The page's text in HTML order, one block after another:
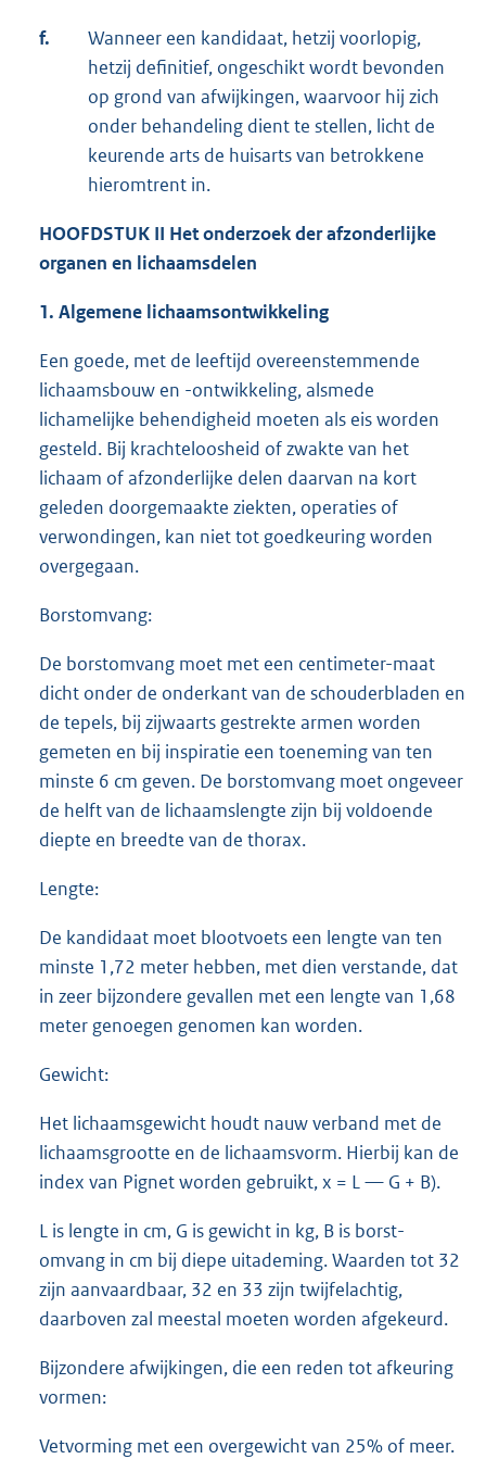
f.
Wanneer een kandidaat, hetzij voorlopig,
hetzij definitief, ongeschikt wordt bevonden
op grond van afwijkingen, waarvoor hij zich
onder behandeling dient te stellen, licht de
keurende arts de huisarts van betrokkene
hieromtrent in.
HOOFDSTUK II Het onderzoek der afzonderlijke
organen en lichaamsdelen
1. Algemene lichaamsontwikkeling
Een goede, met de leeftijd overeenstemmende
lichaamsbouw en -ontwikkeling, alsmede
lichamelijke behendigheid moeten als eis worden
gesteld. Bij krachteloosheid of zwakte van het
lichaam of afzonderlijke delen daarvan na kort
geleden doorgemaakte ziekten, operaties of
verwondingen, kan niet tot goedkeuring worden
overgegaan.
Borstomvang:
De borstomvang moet met een centimeter-maat
dicht onder de onderkant van de schouderbladen en
de tepels, bij zijwaarts gestrekte armen worden
gemeten en bij inspiratie een toeneming van ten
minste 6 cm geven. De borstomvang moet ongeveer
de helft van de lichaamslengte zijn bij voldoende
diepte en breedte van de thorax.
Lengte:
De kandidaat moet blootvoets een lengte van ten
minste 1,72 meter hebben, met dien verstande, dat
in zeer bijzondere gevallen met een lengte van 1,68
meter genoegen genomen kan worden.
Gewicht:
Het lichaamsgewicht houdt nauw verband met de
lichaamsgrootte en de lichaamsvorm. Hierbij kan de
index van Pignet worden gebruikt, x = L — G + B).
L is lengte in cm, G is gewicht in kg, B is borst-
omvang in cm bij diepe uitademing. Waarden tot 32
zijn aanvaardbaar, 32 en 33 zijn twijfelachtig,
daarboven zal meestal moeten worden afgekeurd.
Bijzondere afwijkingen, die een reden tot afkeuring
vormen:
Vetvorming met een overgewicht van 25% of meer.